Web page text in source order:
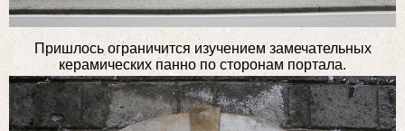
Пришлось ограничится изучением замечательных
керамических панно по сторонам портала.